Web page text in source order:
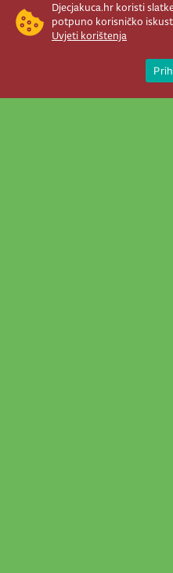
Djecjakuca.hr koristi
potpuno korisničko
Uvjeti korištenja